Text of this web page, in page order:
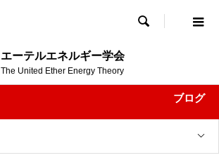
エーテルエネルギー学会
The United Ether Energy Theory

ブログ